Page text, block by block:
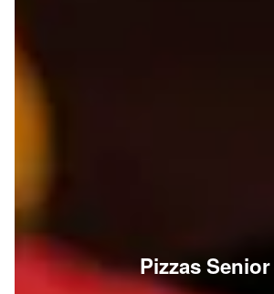
Pizzas Senior